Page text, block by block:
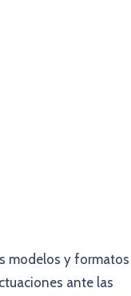
modelos y formatos
ante las